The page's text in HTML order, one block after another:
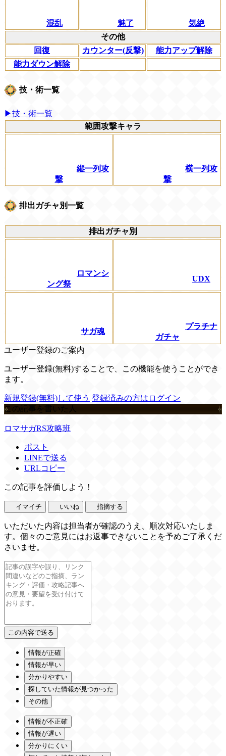
混乱 魅了
気絶
その他
回復
カウンター(反撃)
能力アップ解除
能力ダウン解除
技・術一覧
▶技・術一覧
範囲攻撃キャラ
縦一列攻
撃
横一列攻
撃
排出ガチャ別一覧
排出ガチャ別
ロマンシ
ング祭
UDX
サガ魂
プラチナ
ガチャ
ユーザー登録のご案内
ユーザー登録(無料)することで、この機能を使うことができ
ます。
新規登録(無料)して使う 登録済みの方はログイン
この記事を書いた人
ロマサガRS攻略班
ポスト
LINEで送る
URLコピー
この記事を評価しよう！
イマイチ いいね 指摘する
いただいた内容は担当者が確認のうえ、順次対応いたしま
す。個々のご意見にはお返事できないことを予めご了承くだ
さいませ。
情報が正確
情報が早い
分かりやすい
探していた情報が見つかった
その他
情報が不正確
情報が遅い
分かりにくい